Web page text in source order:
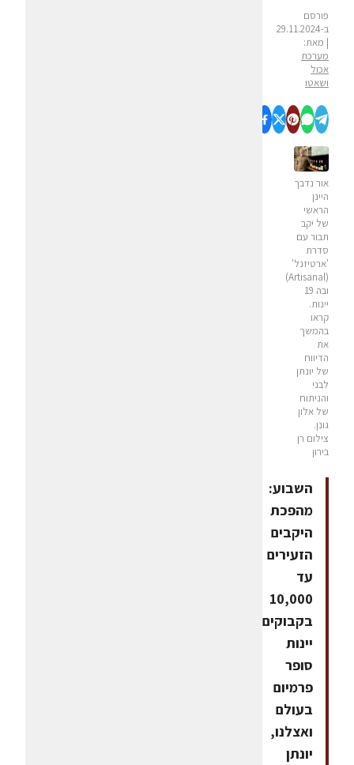
פורסם
ב-29.11.2024
| מאת:
מערכת
אכול
ושאטו
אור נדבך
היינן
הראשי
של יקב
תבור עם
סדרת
'ארטיזנל'
(Artisanal)
ובה 19
יינות.
קראו
בהמשך
את
הדיווח
של יונתן
לבני
והניתוח
של אלון
גונן.
צילום רן
בירון
השבוע:
מהפכת
היקבים
הזעירים
עד
10,000
בקבוקים,
יינות
סופר
פרמיום
בעולם
ואצלנו,
יונתן